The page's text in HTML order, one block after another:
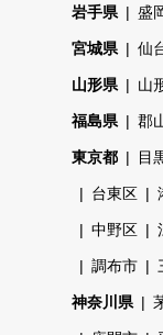
岩手県 盛
宮城県 仙
山形県 山
福島県 郡
東京都 目
台東区
中野区
調布市
神奈川県